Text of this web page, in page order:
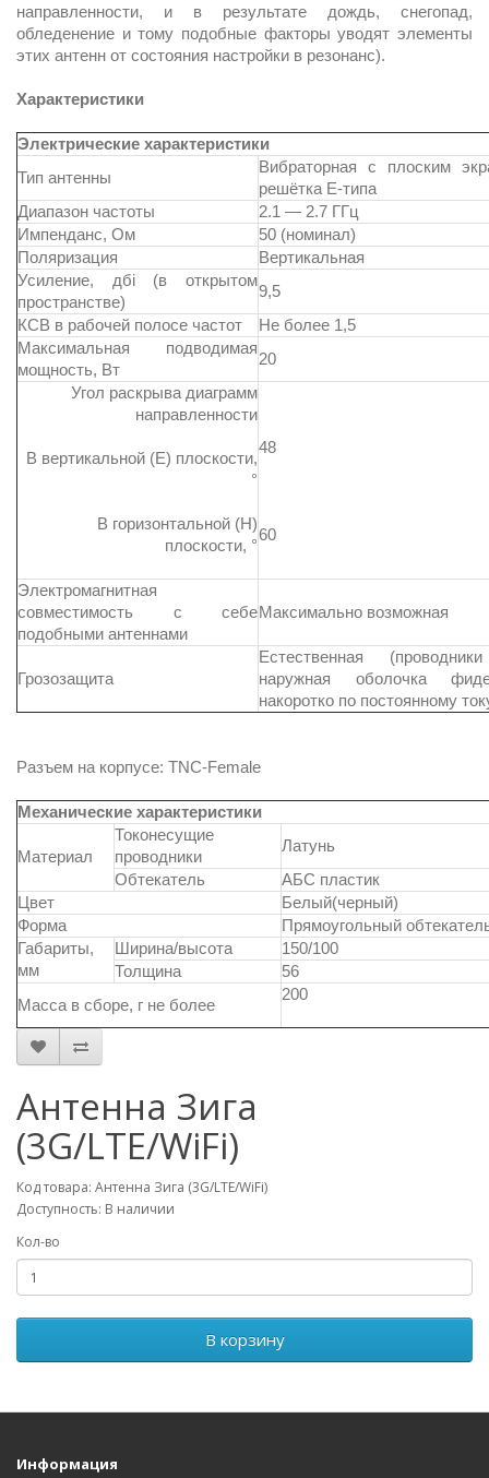
направленности, и в результате дождь, снегопад,
обледенение и тому подобные факторы уводят элементы
этих антенн от состояния настройки в резонанс).
Характеристики
Электрические характеристики
Тип антенны
Вибраторная с плоским
решётка Е-типа
Диапазон частоты
2.1 — 2.7 ГГц
Импенданс, Ом
50 (номинал)
Поляризация
Вертикальная
Усиление, дбi (в открытом
пространстве)
9,5
КСВ в рабочей полосе частот
Не более 1,5
Максимальная подводимая
мощность, Вт
20
Угол раскрыва диаграмм
направленности
В вертикальной (Е) плоскости,
°
В горизонтальной (Н)
плоскости, °
48
60
Электромагнитная
совместимость с себе
подобными антеннами
Максимально возможная
Грозозащита
Естественная
наружная оболочка
накоротко по постоянному
Разъем на корпусе: TNC-Female
Механические характеристики
Материал
Токонесущие
проводники
Латунь
Обтекатель
АБС пластик
Цвет
Белый(черный)
Форма
Прямоугольный
Габариты,
мм
Ширина/высота
150/100
Толщина
56
Масса в сборе, г не более
200
Антенна Зига
(3G/LTE/WiFi)
Код товара: Антенна Зига (3G/LTE/WiFi)
Доступность: В наличии
Кол-во
В корзину
Информация